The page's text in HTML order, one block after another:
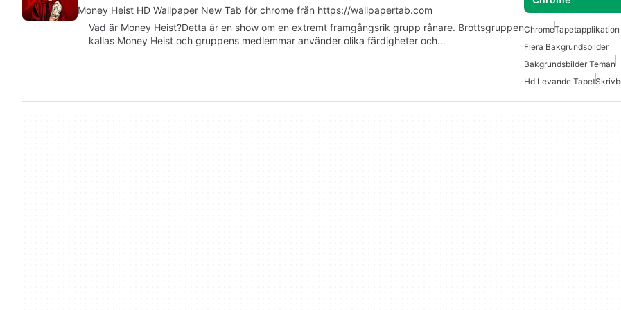
Money Heist HD Wallpaper New Tab för chrome från https://wallpapertab.com
Vad är Money Heist?Detta är en show om en extremt framgångsrik grupp rånare. Brottsgruppen
kallas Money Heist och gruppens medlemmar använder olika färdigheter och…
ChromeTapetapplikation
Flera Bakgrundsbilder
Bakgrundsbilder Teman
Hd Levande Tapet